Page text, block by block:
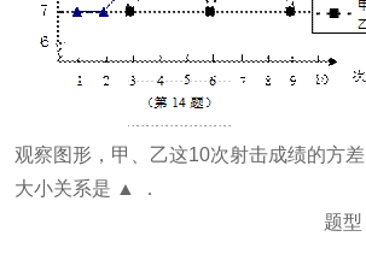
观察图形，甲、乙这10次射击成绩的方差
大小关系是 ▲ ．
题型